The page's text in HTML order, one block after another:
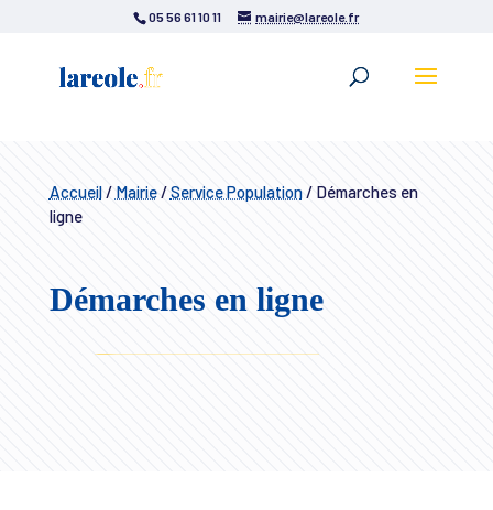
05 56 61 10 11 mairie@lareole.fr
Accueil/ Mairie/Service Population/Démarches en
ligne
Démarches en ligne